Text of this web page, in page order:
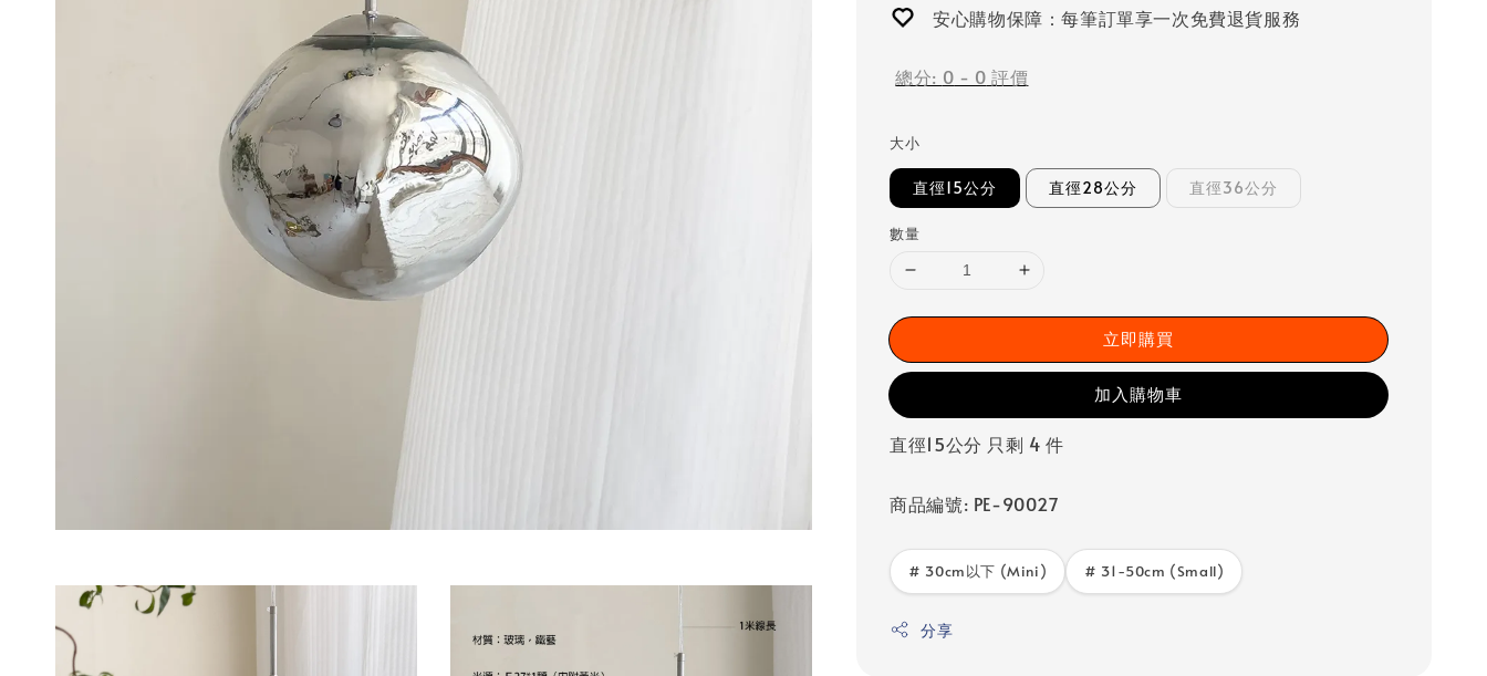
安心購物保障：每筆訂單享一次免費退貨服務
總分: 0 - 0 評價
大小
直徑15公分 直徑28公分 直徑36公分
數量
立即購買
加入購物車
直徑15公分 只剩 4 件
商品編號: PE-90027
# 30cm以下 (Mini) # 31-50cm (Small)
分享